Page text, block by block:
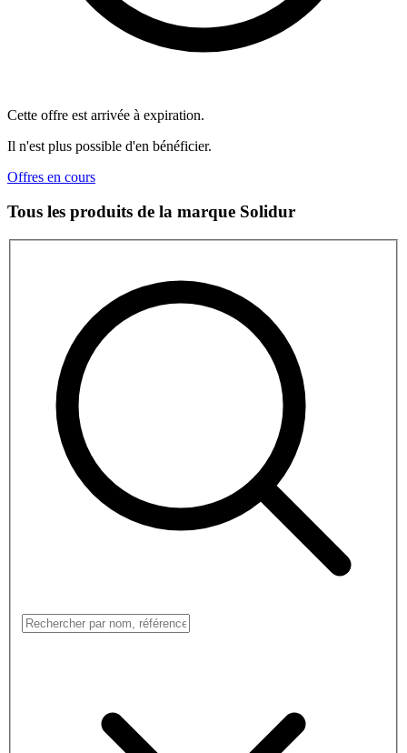
Cette offre est arrivée à expiration.
Il n'est plus possible d'en bénéficier.
Offres en cours
Tous les produits de la marque Solidur